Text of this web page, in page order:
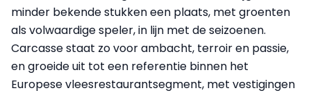
minder bekende stukken een plaats, met groenten
als volwaardige speler, in lijn met de seizoenen.
Carcasse staat zo voor ambacht, terroir en passie,
en groeide uit tot een referentie binnen het
Europese vleesrestaurantsegment, met vestigingen